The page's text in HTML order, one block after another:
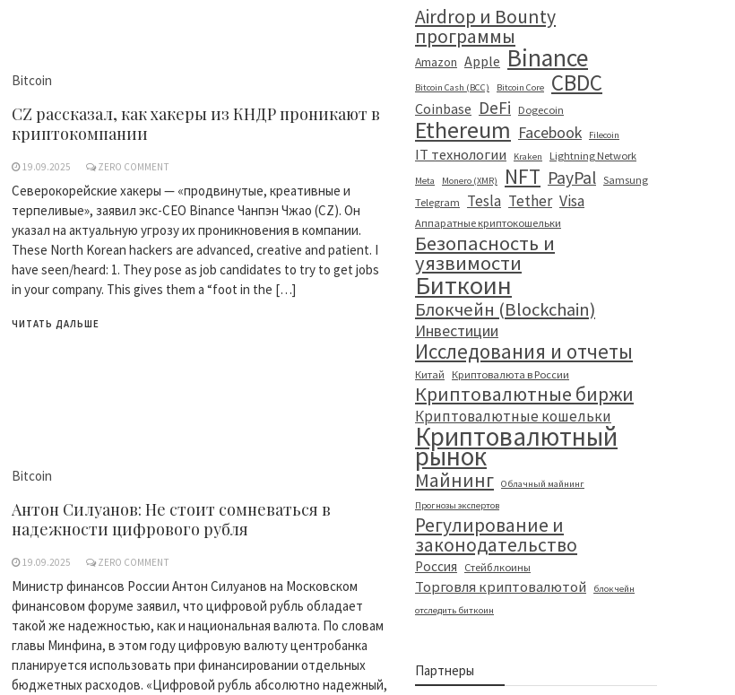
Bitcoin
CZ рассказал, как хакеры из КНДР проникают в
криптокомпании
19.09.2025 ZERO COMMENT
Северокорейские хакеры — «продвинутые, креативные и
терпеливые», заявил экс-CEO Binance Чанпэн Чжао (CZ). Он
указал на актуальную угрозу их проникновения в компании.
These North Korean hackers are advanced, creative and patient. I
have seen/heard: 1. They pose as job candidates to try to get jobs
in your company. This gives them a “foot in the […]
ЧИТАТЬ ДАЛЬШЕ
Bitcoin
Антон Силуанов: Не стоит сомневаться в
надежности цифрового рубля
19.09.2025 ZERO COMMENT
Министр финансов России Антон Силуанов на Московском
финансовом форуме заявил, что цифровой рубль обладает
такой же надежностью, как и национальная валюта. По словам
главы Минфина, в этом году цифровую валюту центробанка
планируется использовать при финансировании отдельных
бюджетных расходов. «Цифровой рубль абсолютно надежный,
Airdrop и Bounty
программы
Amazon Apple Binance
Bitcoin Cash (BCC) Bitcoin Core CBDC
Coinbase DeFi Dogecoin
Ethereum Facebook Filecoin
IT технологии Kraken Lightning Network
Meta Monero (XMR) NFT PayPal Samsung
Telegram
Tesla Tether Visa
Аппаратные криптокошельки
Безопасность и
уязвимости
Биткоин
Блокчейн (Blockchain)
Инвестиции
Исследования и отчеты
Китай Криптовалюта в России
Криптовалютные биржи
Криптовалютные кошельки
Криптовалютный
рынок
Майнинг
Облачный майнинг
Прогнозы экспертов
Регулирование и
законодательство
Россия Стейблкоины
Торговля криптовалютой
блокчейн
отследить биткоин
Партнеры